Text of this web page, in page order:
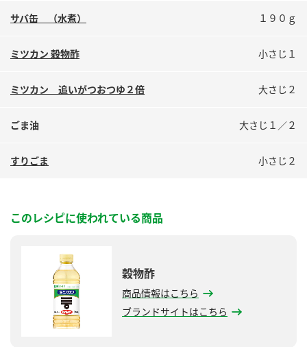
サバ缶 （水煮） １９０ｇ
ミツカン 穀物酢 小さじ１
ミツカン 追いがつおつゆ２倍 大さじ２
ごま油 大さじ１／２
すりごま 小さじ２
このレシピに使われている商品
穀物酢
商品情報はこちら
ブランドサイトはこちら